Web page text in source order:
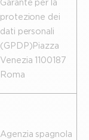
Garante per la
protezione dei
dati personali
(GPDP) Piazza
Venezia 11 00187
Roma
Agenzia spagnola